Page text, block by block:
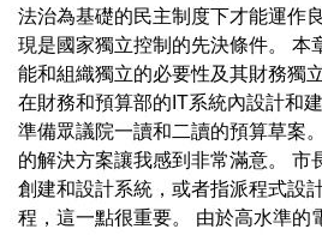
法治為基礎的民主制度下才能運作
現是國家獨立控制的先決條件。 本
能和組織獨立的必要性及其財務獨
在財務和預算部的IT系統內設計和
準備眾議院一讀和二讀的預算草案
的解決方案讓我感到非常滿意。 市
創建和設計系統，或者指派程式設
程，這一點很重要。 由於高水準的